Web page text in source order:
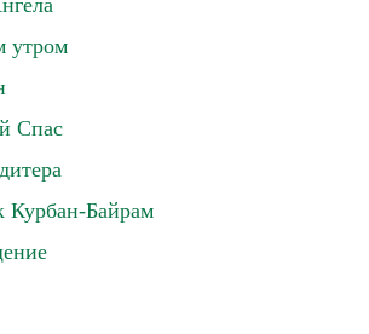
утром
Спас
Курбан-Байрам